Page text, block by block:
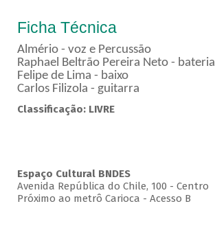
Ficha Técnica
Almério - voz e Percussão
Raphael Beltrão Pereira Neto - bateria
Felipe de Lima - baixo
Carlos Filizola - guitarra
Classificação: LIVRE
Espaço Cultural BNDES
Avenida República do Chile, 100 - Centro
Próximo ao metrô Carioca - Acesso B